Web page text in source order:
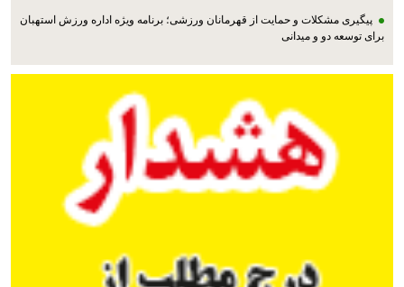
پیگیری مشکلات و حمایت از قهرمانان ورزشی؛ برنامه ویژه اداره ورزش استهبان
برای توسعه دو و میدانی